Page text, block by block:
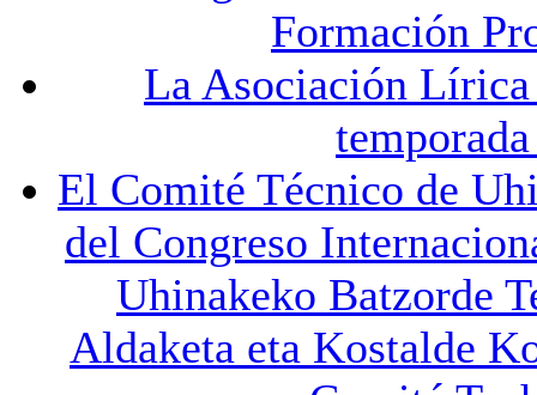
Formación
La Asociación Lírica
El Comité Técnico de
del Congreso
Uhinakeko Batzorde
Aldaketa eta Kostalde